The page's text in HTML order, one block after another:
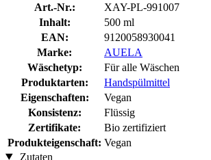
Art.-Nr.:
XAY-PL-991007
Inhalt:
500 ml
EAN:
9120058930041
Marke:
AUELA
Wäschetyp:
Für alle Wäschen
Produktarten:
Handspülmittel
Eigenschaften:
Vegan
Konsistenz:
Flüssig
Zertifikate:
Bio zertifiziert
Produkteigenschaft: Vegan
Zutaten